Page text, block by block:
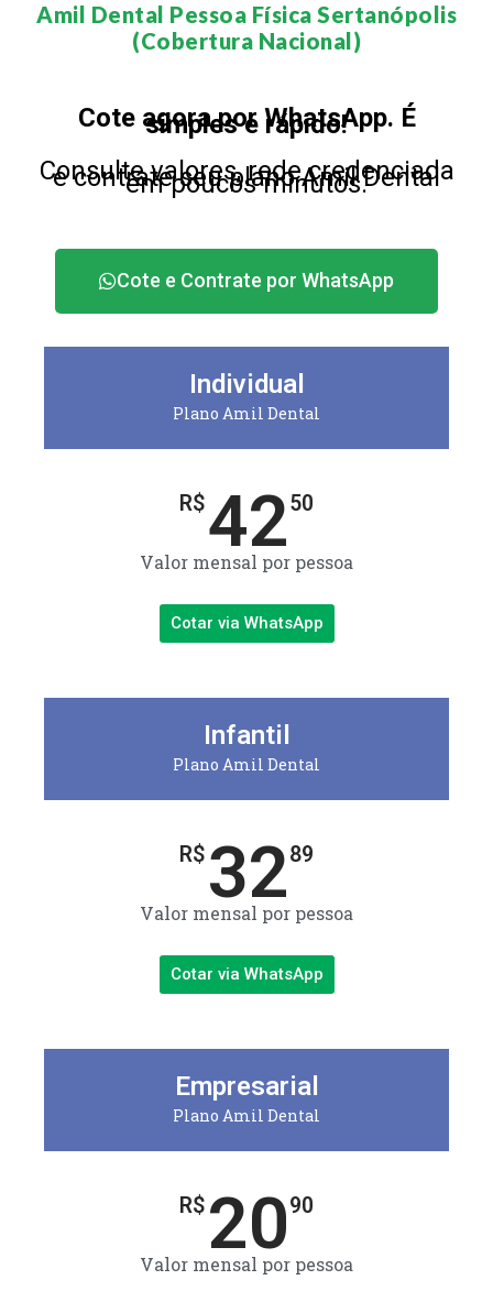
Amil Dental Pessoa Física Sertanópolis
(Cobertura Nacional)​
Cote agora por WhatsApp. É
simples e rápido!
Consulte valores, rede credenciada
e contrate seu plano Amil Dental
em poucos minutos.
Cote e Contrate por WhatsApp
Individual
Plano Amil Dental
R$4250
Valor mensal por pessoa
Cotar via WhatsApp
Infantil
Plano Amil Dental
R$ 3289
Valor mensal por pessoa
Cotar via WhatsApp
Empresarial
Plano Amil Dental
R$ 2090
Valor mensal por pessoa